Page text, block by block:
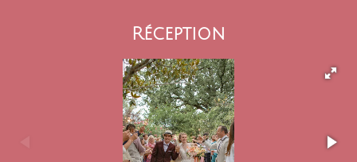
Réception